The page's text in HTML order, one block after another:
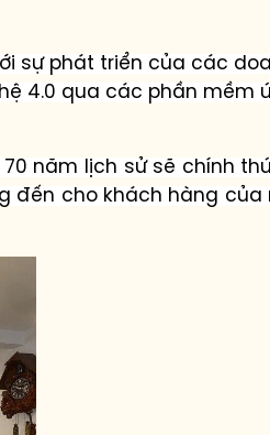
sự phát triển của các
4.0 qua các phần mềm
70 năm lịch sử sẽ chính
đến cho khách hàng của